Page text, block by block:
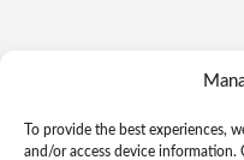
To provide the best experiences,
and/or access device